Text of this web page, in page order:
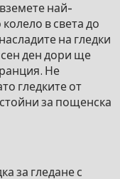
най-
в света до
на гледки
ден дори ще
Не
гледките от
за пощенска
за гледане с